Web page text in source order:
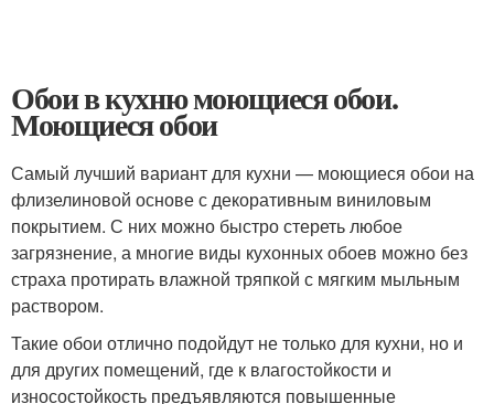
Обои в кухню моющиеся обои.
Моющиеся обои
Самый лучший вариант для кухни — моющиеся обои на
флизелиновой основе с декоративным виниловым
покрытием. С них можно быстро стереть любое
загрязнение, а многие виды кухонных обоев можно без
страха протирать влажной тряпкой с мягким мыльным
раствором.
Такие обои отлично подойдут не только для кухни, но и
для других помещений, где к влагостойкости и
износостойкость предъявляются повышенные